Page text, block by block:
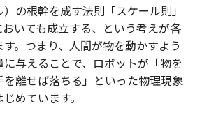
）の根幹を成す法則「スケール則」
いても成立する、という考えが各
。つまり、人間が物を動かすよう
与えることで、ロボットが「物を
離せば落ちる」といった物理現象
めています。